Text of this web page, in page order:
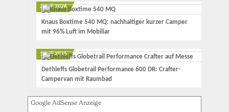
2. Juli 2026
Knaus Boxtime 540 MQ: nachhaltiger kurzer Camper
mit 96% Luft im Mobiliar
1. Juli 2026
Dethleffs Globetrail Performance 600 DR: Crafter-
Campervan mit Raumbad
Google AdSense Anzeige